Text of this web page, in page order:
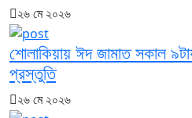
২৬ মে ২০২৬
শোলাকিয়ায় ঈদ জামাত সকাল
প্রস্তুতি
২৬ মে ২০২৬